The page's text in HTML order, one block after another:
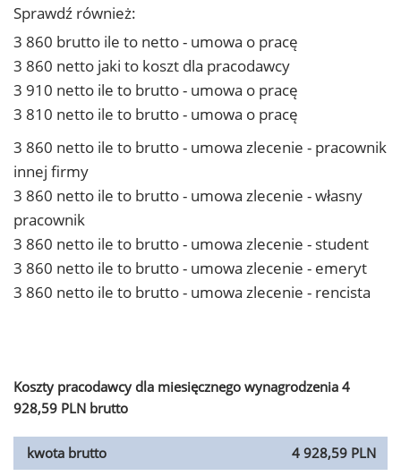
Sprawdź również:
3 860 brutto ile to netto - umowa o pracę
3 860 netto jaki to koszt dla pracodawcy
3 910 netto ile to brutto - umowa o pracę
3 810 netto ile to brutto - umowa o pracę
3 860 netto ile to brutto - umowa zlecenie - pracownik
innej firmy
3 860 netto ile to brutto - umowa zlecenie - własny
pracownik
3 860 netto ile to brutto - umowa zlecenie - student
3 860 netto ile to brutto - umowa zlecenie - emeryt
3 860 netto ile to brutto - umowa zlecenie - rencista
Koszty pracodawcy dla miesięcznego wynagrodzenia 4
928,59 PLN brutto
kwota brutto
4 928,59 PLN